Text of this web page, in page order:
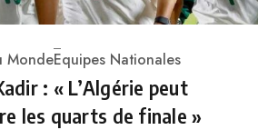
MondeEquipes Nationales
: « L’Algérie peut
les quarts de finale »